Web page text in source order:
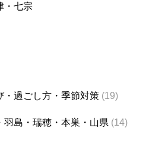
・七宗
・過ごし方・季節対策 (19)
羽島・瑞穂・本巣・山県 (14)